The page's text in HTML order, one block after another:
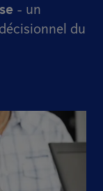
- un
du